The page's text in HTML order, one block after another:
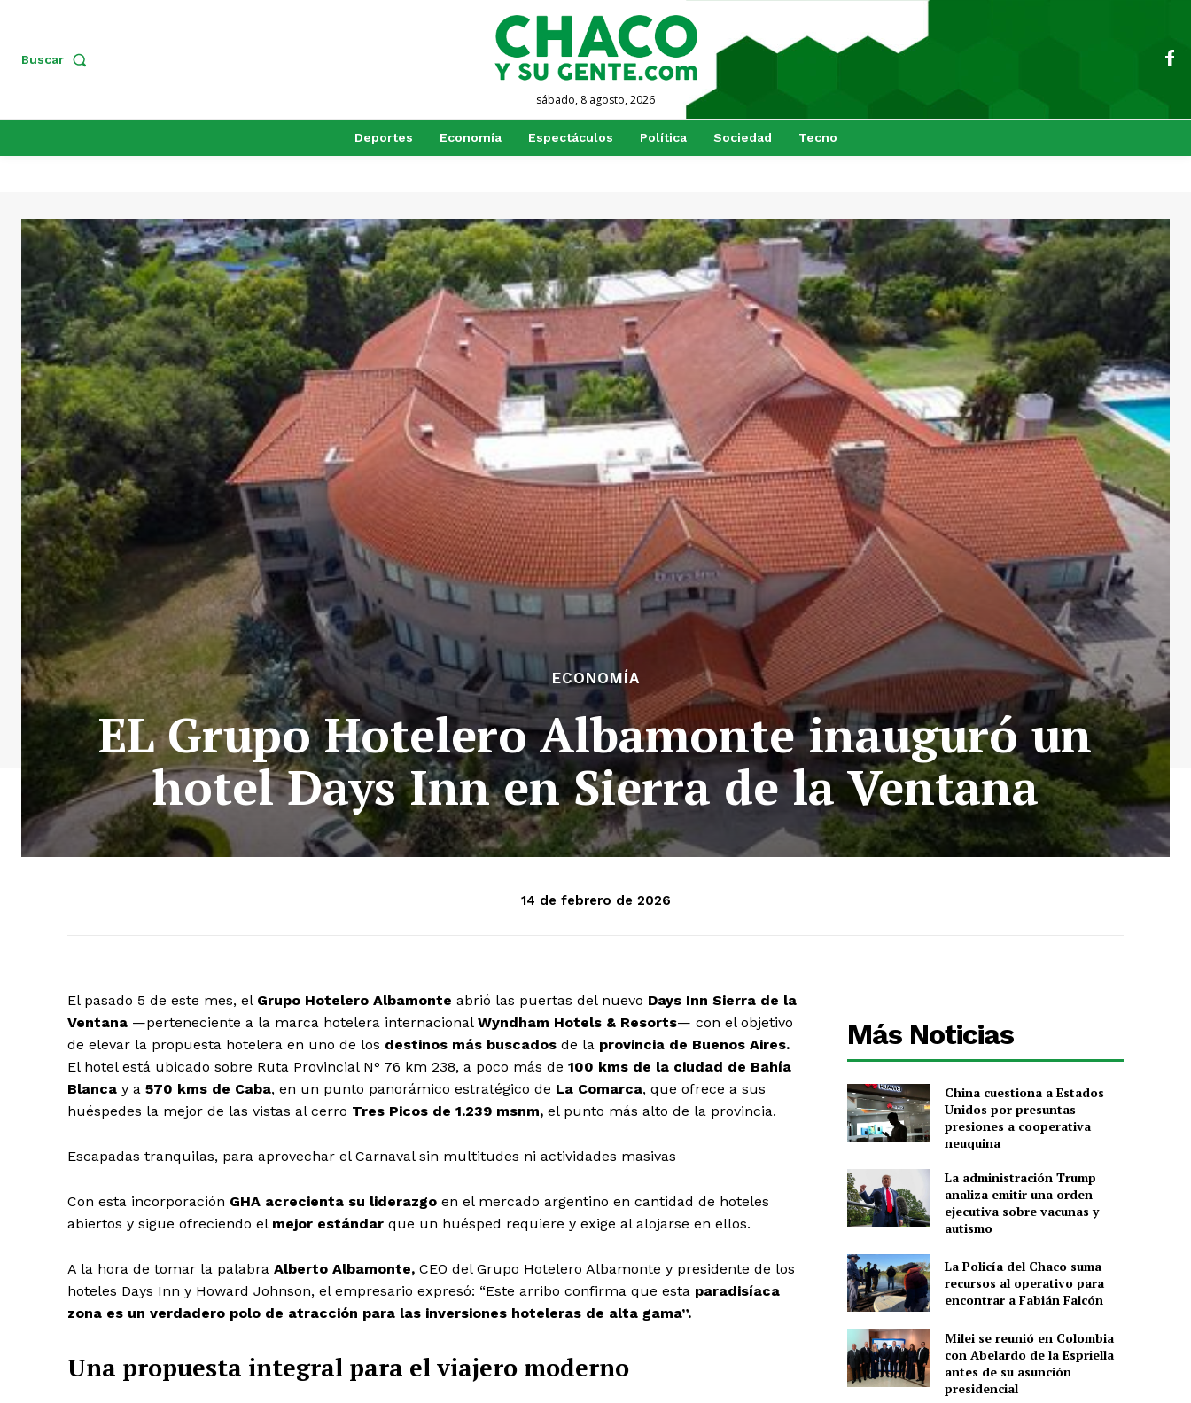
Buscar
sábado, 8 agosto, 2026
Deportes Economía Espectáculos Política Sociedad Tecno
ECONOMÍA
EL Grupo Hotelero Albamonte inauguró un
hotel Days Inn en Sierra de la Ventana
14 de febrero de 2026
El pasado 5 de este mes, el Grupo Hotelero Albamonte abrió las puertas del nuevo Days Inn Sierra de la
Ventana —perteneciente a la marca hotelera internacional Wyndham Hotels & Resorts— con el objetivo
de elevar la propuesta hotelera en uno de los destinos más buscados de la provincia de Buenos Aires.
El hotel está ubicado sobre Ruta Provincial N° 76 km 238, a poco más de 100 kms de la ciudad de Bahía
Blanca y a 570 kms de Caba, en un punto panorámico estratégico de La Comarca, que ofrece a sus
huéspedes la mejor de las vistas al cerro Tres Picos de 1.239 msnm, el punto más alto de la provincia.
Escapadas tranquilas, para aprovechar el Carnaval sin multitudes ni actividades masivas
Con esta incorporación GHA acrecienta su liderazgo en el mercado argentino en cantidad de hoteles
abiertos y sigue ofreciendo el mejor estándar que un huésped requiere y exige al alojarse en ellos.
A la hora de tomar la palabra Alberto Albamonte, CEO del Grupo Hotelero Albamonte y presidente de los
hoteles Days Inn y Howard Johnson, el empresario expresó: “Este arribo confirma que esta paradisíaca
zona es un verdadero polo de atracción para las inversiones hoteleras de alta gama”.
Una propuesta integral para el viajero moderno
Más Noticias
China cuestiona a Estados
Unidos por presuntas
presiones a cooperativa
neuquina
La administración Trump
analiza emitir una orden
ejecutiva sobre vacunas y
autismo
La Policía del Chaco suma
recursos al operativo para
encontrar a Fabián Falcón
Milei se reunió en Colombia
con Abelardo de la Espriella
antes de su asunción
presidencial